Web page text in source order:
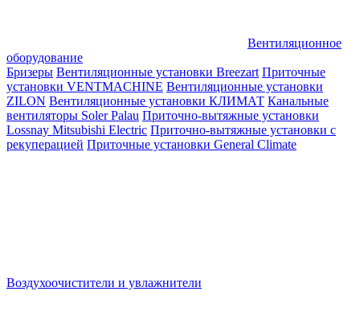
Вентиляционное
оборудование
Бризеры Вентиляционные установки Breezart Приточные
установки VENTMACHINE Вентиляционные установки
ZILON Вентиляционные установки КЛИМАТ Канальные
вентиляторы Soler Palau Приточно-вытяжные установки
Lossnay Mitsubishi Electric Приточно-вытяжные установки с
рекуперацией Приточные установки General Climate
Воздухоочистители и увлажнители